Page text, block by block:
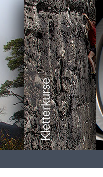
Himalaya Trekking Team Coaching